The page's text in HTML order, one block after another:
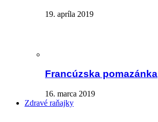
19. apríla 2019
Francúzska pomazánka
16. marca 2019
Zdravé raňajky